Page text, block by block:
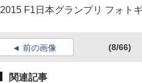
2015 F1日本グランプリ フォト
前の画像 (8/66)
関連記事